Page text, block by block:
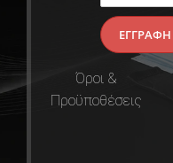
Όροι &
Προϋποθέσεις